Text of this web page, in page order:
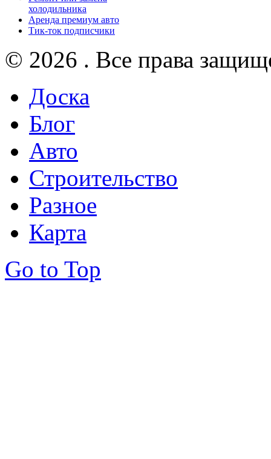
холодильника
Аренда премиум авто
Тик-ток подписчики
© 2026 . Все права
Доска
Блог
Авто
Строительство
Разное
Карта
Go to Top